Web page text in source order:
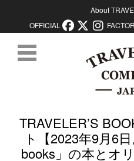
About
OFFICIAL
TRAVELER’S
ト【2023年9月6
books」の本とオ